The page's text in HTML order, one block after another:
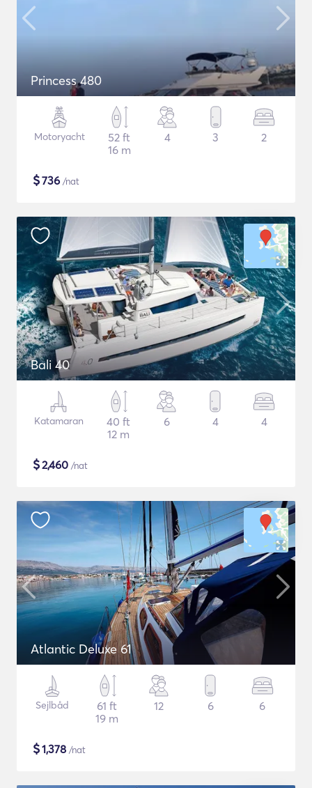
Princess 480
Motoryacht
52 ft
16 m
4 3 2
$736 /nat
Bali 40
Katamaran
40 ft
12 m
6 4 4
$2,460 /nat
Atlantic Deluxe 61
Sejlbåd
61 ft
19 m
12 6 6
$1,378 /nat